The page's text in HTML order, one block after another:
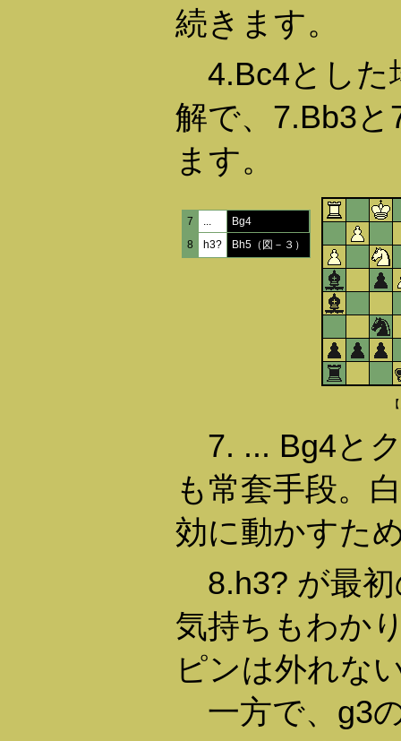
続きます。
4.Bc4とした
解で、7.Bb3
ます。
7
Bg4
8
h3? Bh5（図－３）
7. ... Bg4と
も常套手段。
効に動かすた
8.h3? が最初
気持ちもわか
ピンは外れな
一方で、g3